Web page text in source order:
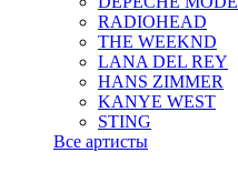
RADIOHEAD
THE WEEKND
LANA DEL REY
HANS ZIMMER
KANYE WEST
STING
Все артисты